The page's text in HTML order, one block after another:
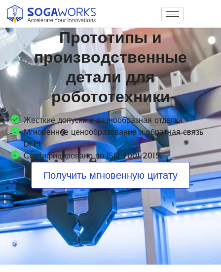
Прототипы и
производственные
детали для
робототехники
Получить мгновенную цитату
Жесткие допуски и разнообразная отделка
Мгновенное ценообразование и обратная связь
DFM
Сертифицировано по ISO 9001:2015